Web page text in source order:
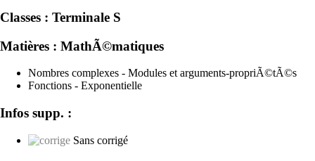
Classes : Terminale S
Matières : MathÃ©matiques
Nombres complexes - Modules et arguments-propriÃ©tÃ©s
Fonctions - Exponentielle
Infos supp. :
Sans corrigé